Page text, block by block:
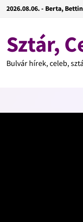
2026.08.06. - Berta,
Sztár,
Bulvár hírek, celeb,